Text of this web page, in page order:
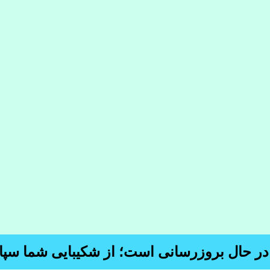
در حال بروزرسانی است؛ از شکیبایی شما